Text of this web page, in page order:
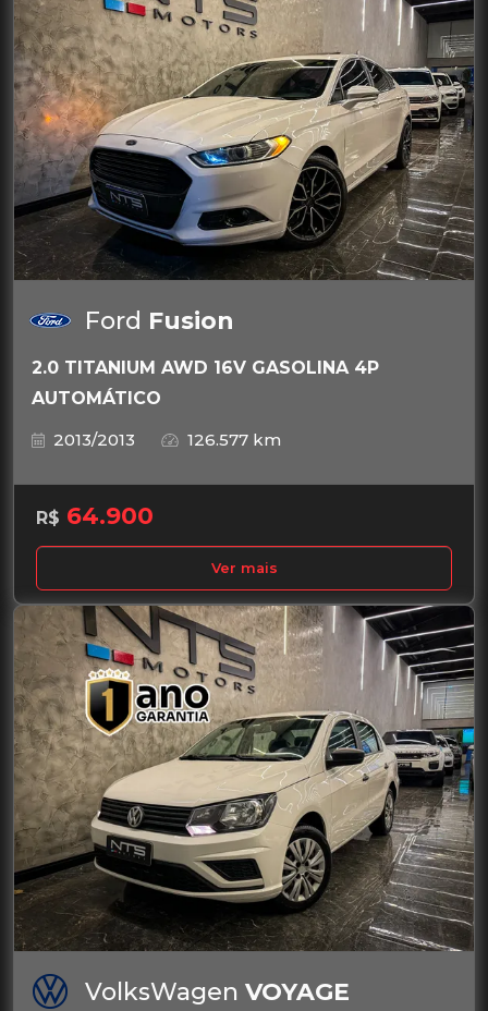
Ford Fusion
2.0 TITANIUM AWD 16V GASOLINA 4P
AUTOMÁTICO
2013/2013
126.577 km
R$ 64.900
Ver mais
VolksWagen VOYAGE